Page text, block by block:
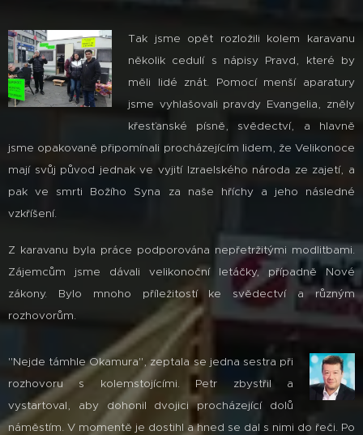
Tak jsme opět rozložili kolem karavanu
několik cedulí s nápisy Pravd, které by
měli lidé znát. Pomocí menší aparatury
jsme vyhlašovali pravdy Evangelia, zněly
křesťanské písně, svědectví, a hlavně
jsme opakovaně připomínali procházejícím lidem, že Velikonoce
mají svůj původ jednak ve vyjití Izraelského národa ze zajetí, a
pak ve smrti Božího Syna za naše hříchy a jeho následné
vzkříšení.
Z karavanu byla práce podporována nepřetržitými modlitbami.
Zájemcům jsme dávali velikonoční letáčky, případně Nové
zákony. Bylo mnoho příležitostí ke svědectví a různým
rozhovorům.
"Nejde támhle Okamura", zeptala se jedna sestra při
rozhovoru s kolemstojícími. Petr zbystřil a
vystartoval, aby dohonil dvojici procházející dolů
náměstím. V momentě je dostihl a hned se dal s nimi do řeči. Po